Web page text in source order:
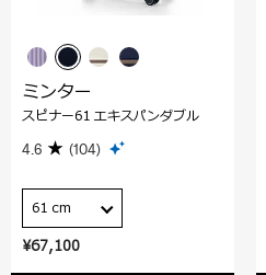
¥67,100
ミンター
スピナー61 エキスパンダブル
4.6 (104)
61 cm